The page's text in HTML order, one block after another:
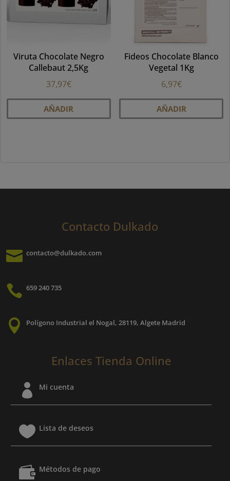
Viruta Chocolate Negro
Callebaut 2,5Kg
37,97€
AÑADIR
Fideos Chocolate Blanco
Vegetal 1Kg
6,97€
AÑADIR
Contacto Dulkado
 contacto@dulkado.com
 659 240 735
 Polígono Industrial el Nogal, 28119, Algete Madrid
Enlaces Tienda Online
 Mi cuenta
 Lista de deseos
 Métodos de pago